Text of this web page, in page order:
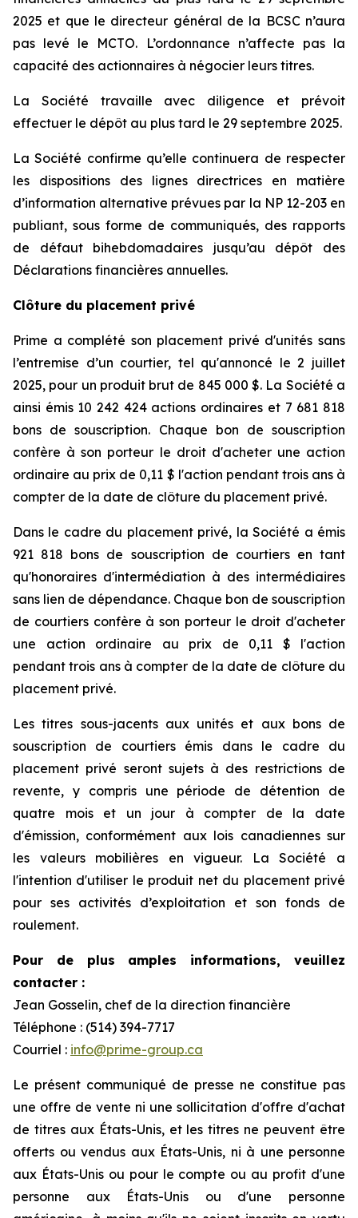
2025 et que le directeur général de la BCSC n’aura
pas levé le MCTO. L’ordonnance n’affecte pas la
capacité des actionnaires à négocier leurs titres.
La Société travaille avec diligence et prévoit
effectuer le dépôt au plus tard le 29 septembre 2025.
La Société confirme qu’elle continuera de respecter
les dispositions des lignes directrices en matière
d’information alternative prévues par la NP 12-203 en
publiant, sous forme de communiqués, des rapports
de défaut bihebdomadaires jusqu’au dépôt des
Déclarations financières annuelles.
Clôture du placement privé
Prime a complété son placement privé d'unités sans
l’entremise d’un courtier, tel qu'annoncé le 2 juillet
2025, pour un produit brut de 845 000 $. La Société a
ainsi émis 10 242 424 actions ordinaires et 7 681 818
bons de souscription. Chaque bon de souscription
confère à son porteur le droit d'acheter une action
ordinaire au prix de 0,11 $ l'action pendant trois ans à
compter de la date de clôture du placement privé.
Dans le cadre du placement privé, la Société a émis
921 818 bons de souscription de courtiers en tant
qu'honoraires d'intermédiation à des intermédiaires
sans lien de dépendance. Chaque bon de souscription
de courtiers confère à son porteur le droit d'acheter
une action ordinaire au prix de 0,11 $ l'action
pendant trois ans à compter de la date de clôture du
placement privé.
Les titres sous-jacents aux unités et aux bons de
souscription de courtiers émis dans le cadre du
placement privé seront sujets à des restrictions de
revente, y compris une période de détention de
quatre mois et un jour à compter de la date
d'émission, conformément aux lois canadiennes sur
les valeurs mobilières en vigueur. La Société a
l'intention d'utiliser le produit net du placement privé
pour ses activités d’exploitation et son fonds de
roulement.
Pour de plus amples informations, veuillez
contacter :
Jean Gosselin, chef de la direction financière
Téléphone : (514) 394-7717
Courriel : info@prime-group.ca
Le présent communiqué de presse ne constitue pas
une offre de vente ni une sollicitation d'offre d'achat
de titres aux États-Unis, et les titres ne peuvent être
offerts ou vendus aux États-Unis, ni à une personne
aux États-Unis ou pour le compte ou au profit d'une
personne aux États-Unis ou d'une personne